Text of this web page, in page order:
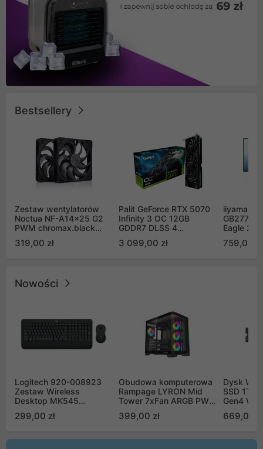
Bestsellery
Zestaw wentylatorów
Noctua NF-A14x25 G2
PWM chromax.black
Push Pull (2szt)
319,00 zł
Palit GeForce RTX 5070
Infinity 3 OC 12GB
GDDR7 DLSS 4
GB2050S)
3 099,00 zł
iiyama G-
Eagle 27"
759,00 zł
Nowości
Logitech 920-008923
Zestaw Wireless
Desktop MK545
299,00 zł
Obudowa komputerowa
Rampage LYRON Mid
Tower 7xFan ARGB PWM
399,00 zł
Dysk WD
SSD 1TB
Gen4
669,00